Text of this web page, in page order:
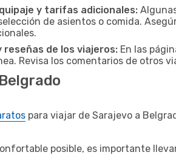
y tarifas adicionales:
de asientos o comida.
de los viajeros: En las
Revisa los comentarios de otros
para viajar de Sarajevo a
posible, es importante